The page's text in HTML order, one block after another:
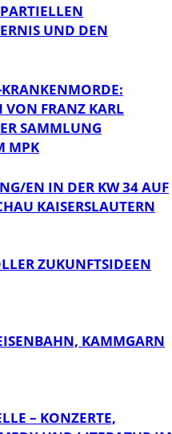
PARTIELLEN
UND DEN
FRANZ KARL
SAMMLUNG
MPK
EN IN DER KW 34 AUF
KAISERSLAUTERN
ZUKUNFTSIDEEN
KAMMGARN
– KONZERTE,